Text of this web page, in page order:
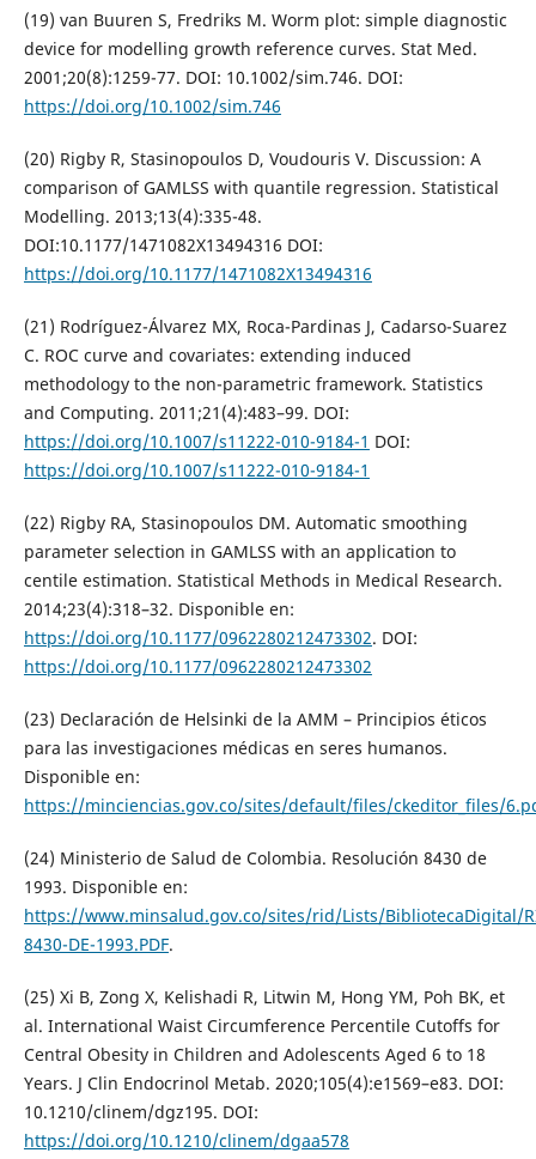
(19) van Buuren S, Fredriks M. Worm plot: simple diagnostic
device for modelling growth reference curves. Stat Med.
2001;20(8):1259-77. DOI: 10.1002/sim.746. DOI:
https://doi.org/10.1002/sim.746
(20) Rigby R, Stasinopoulos D, Voudouris V. Discussion: A
comparison of GAMLSS with quantile regression. Statistical
Modelling. 2013;13(4):335-48.
DOI:10.1177/1471082X13494316 DOI:
https://doi.org/10.1177/1471082X13494316
(21) Rodríguez-Álvarez MX, Roca-Pardinas J, Cadarso-Suarez
C. ROC curve and covariates: extending induced
methodology to the non-parametric framework. Statistics
and Computing. 2011;21(4):483–99. DOI:
https://doi.org/10.1007/s11222-010-9184-1 DOI:
https://doi.org/10.1007/s11222-010-9184-1
(22) Rigby RA, Stasinopoulos DM. Automatic smoothing
parameter selection in GAMLSS with an application to
centile estimation. Statistical Methods in Medical Research.
2014;23(4):318–32. Disponible en:
https://doi.org/10.1177/0962280212473302. DOI:
https://doi.org/10.1177/0962280212473302
(23) Declaración de Helsinki de la AMM – Principios éticos
para las investigaciones médicas en seres humanos.
Disponible en:
https://minciencias.gov.co/sites/default/files/ckeditor_files/
(24) Ministerio de Salud de Colombia. Resolución 8430 de
1993. Disponible en:
https://www.minsalud.gov.co/sites/rid/Lists/BibliotecaDigital/
8430-DE-1993.PDF.
(25) Xi B, Zong X, Kelishadi R, Litwin M, Hong YM, Poh BK, et
al. International Waist Circumference Percentile Cutoffs for
Central Obesity in Children and Adolescents Aged 6 to 18
Years. J Clin Endocrinol Metab. 2020;105(4):e1569–e83. DOI:
10.1210/clinem/dgz195. DOI:
https://doi.org/10.1210/clinem/dgaa578